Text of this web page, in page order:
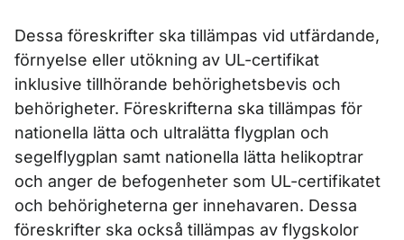
Dessa föreskrifter ska tillämpas vid utfärdande,
förnyelse eller utökning av UL-certifikat
inklusive tillhörande behörighetsbevis och
behörigheter. Föreskrifterna ska tillämpas för
nationella lätta och ultralätta flygplan och
segelflygplan samt nationella lätta helikoptrar
och anger de befogenheter som UL-certifikatet
och behörigheterna ger innehavaren. Dessa
föreskrifter ska också tillämpas av flygskolor